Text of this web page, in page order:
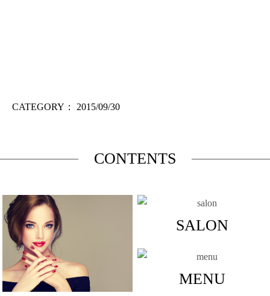
CATEGORY： 2015/09/30
CONTENTS
SALON
MENU